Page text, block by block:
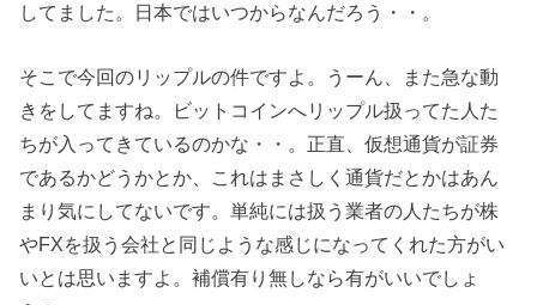
してました。日本ではいつからなんだろう・・。
そこで今回のリップルの件ですよ。うーん、また急な動
きをしてますね。ビットコインへリップル扱ってた人た
ちが入ってきているのかな・・。正直、仮想通貨が証券
であるかどうかとか、これはまさしく通貨だとかはあん
まり気にしてないです。単純には扱う業者の人たちが株
やFXを扱う会社と同じような感じになってくれた方がい
いとは思いますよ。補償有り無しなら有がいいでしょ